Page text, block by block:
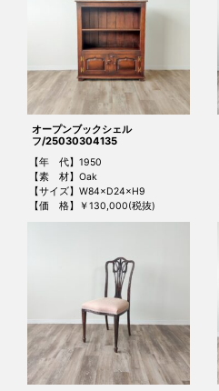
オープンブックシェル
フ/25030304135
【年 代】1950
【素 材】Oak
【サイズ】W84×D24×H9
【価 格】￥130,000(税抜)